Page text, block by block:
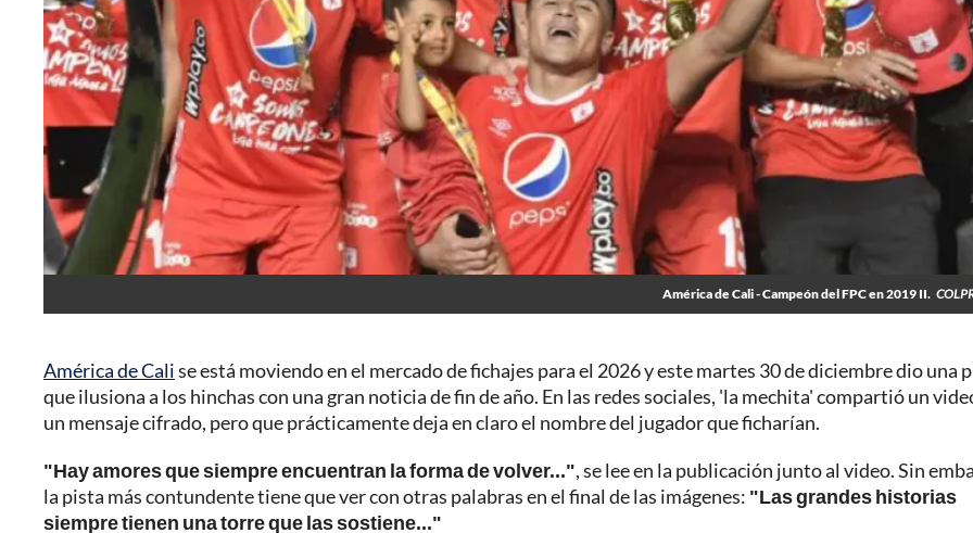
América de Cali - Campeón del FPC en 2019 II.
América de Calise está moviendo en el mercado de fichajes para el 2026 y este martes 30 de diciembre dio una
que ilusiona a los hinchas con una gran noticia de fin de año. En las redes sociales, 'la mechita' compartió un
un mensaje cifrado, pero que prácticamente deja en claro el nombre del jugador que ficharían.
"Hay amores que siempre encuentran la forma de volver...", se lee en la publicación junto al video. Sin
la pista más contundente tiene que ver con otras palabras en el final de las imágenes: "Las grandes historias
siempre tienen una torre que las sostiene..."